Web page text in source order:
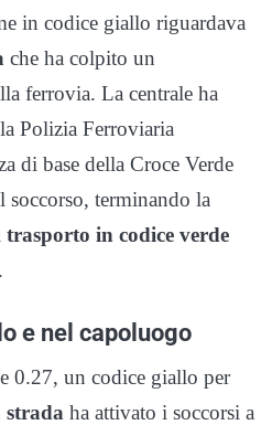
in codice giallo riguardava
che ha colpito un
ferrovia. La centrale ha
Polizia Ferroviaria
di base della Croce Verde
terminando la
trasporto in codice verde
e nel capoluogo
0.27, un codice giallo per
strada ha attivato i soccorsi a